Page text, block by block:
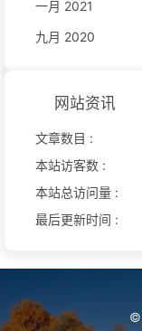
一月 2021
九月 2020
网站资讯
文章数目 :
本站访客数 :
本站总访问量 :
最后更新时间 :